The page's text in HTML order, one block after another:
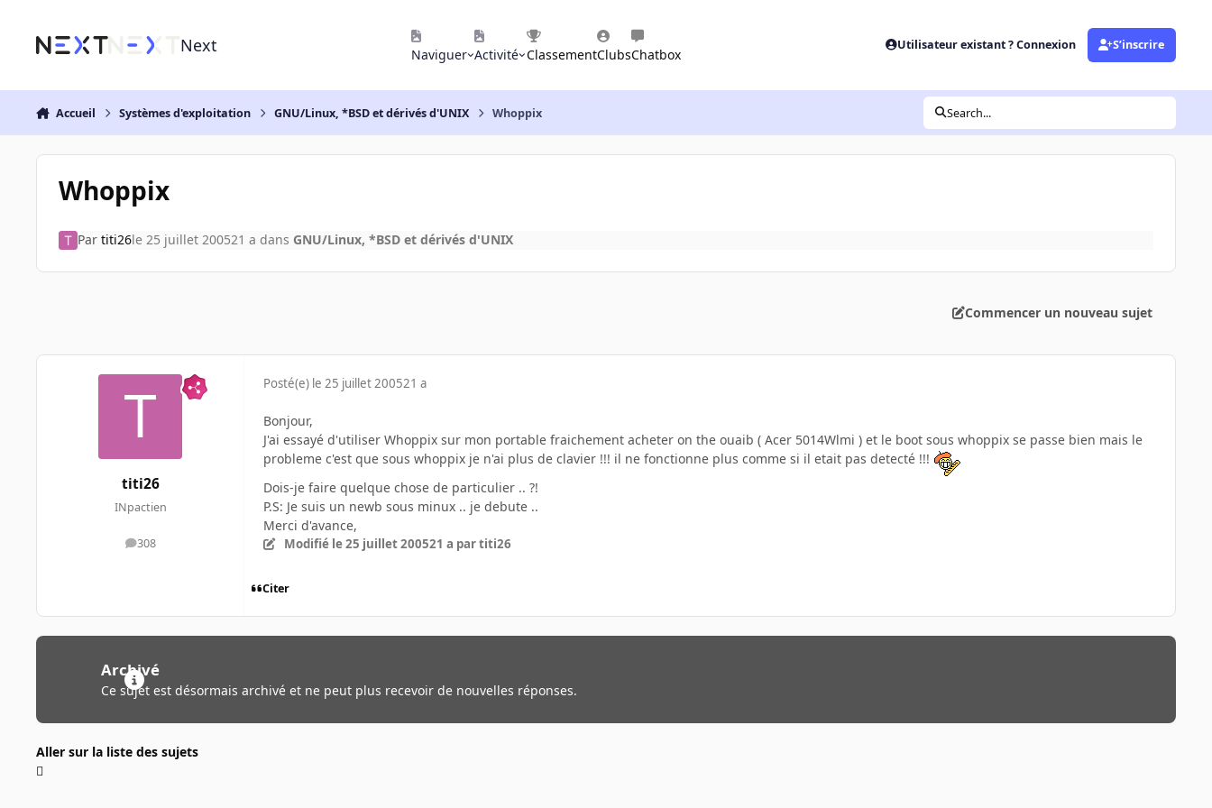
Next Naviguer Activité ClassementClubsChatbox
Utilisateur existant ? Connexion S’inscrire
Accueil Systèmes d'exploitation GNU/Linux, *BSD et dérivés d'UNIX Whoppix Search...
Whoppix
Par titi26le 25 juillet 200521 a dans GNU/Linux, *BSD et dérivés d'UNIX
Commencer un nouveau sujet
titi26
INpactien
308
messages
Posté(e) le 25 juillet 200521 a
Bonjour,
J'ai essayé d'utiliser Whoppix sur mon portable fraichement acheter on the ouaib ( Acer 5014Wlmi ) et le boot sous whoppix se passe bien mais le
probleme c'est que sous whoppix je n'ai plus de clavier !!! il ne fonctionne plus comme si il etait pas detecté !!!
Dois-je faire quelque chose de particulier .. ?!
P.S: Je suis un newb sous minux .. je debute ..
Merci d'avance,
Modifié le 25 juillet 200521 a par titi26
Citer
Archivé
Ce sujet est désormais archivé et ne peut plus recevoir de nouvelles réponses.
Aller sur la liste des sujets